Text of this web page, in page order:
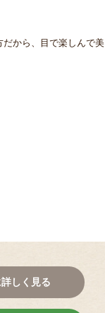
から、目で楽しんで美
しく見る